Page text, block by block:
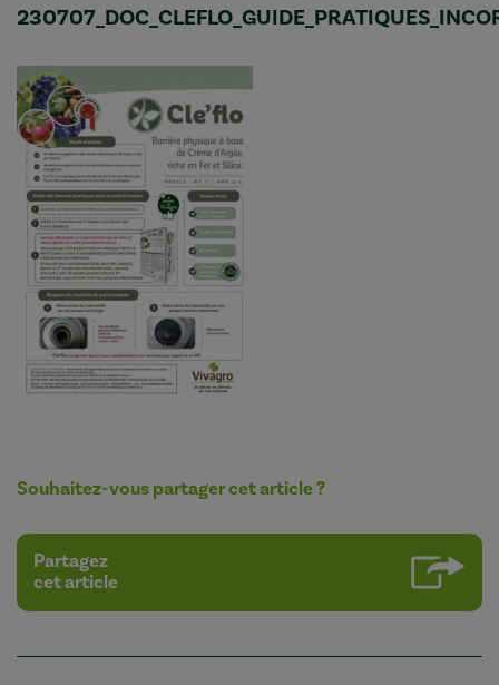
Souhaitez-vous partager cet article ?
Partagez
cet article